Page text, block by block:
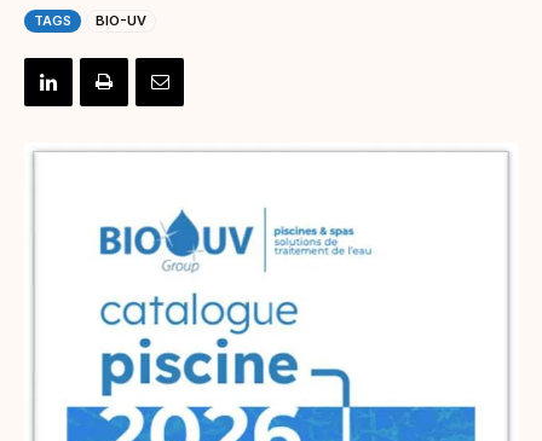
TAGS BIO-UV